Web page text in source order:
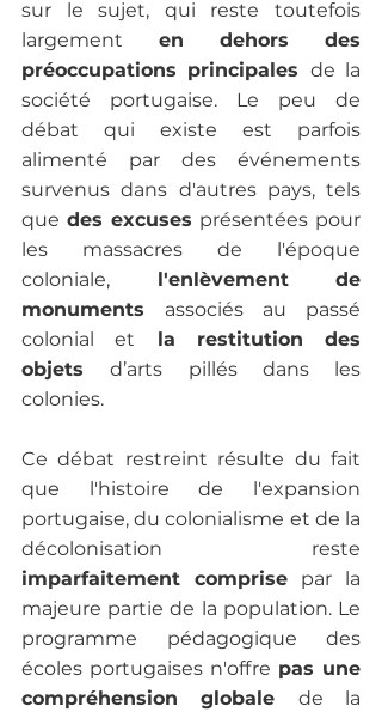
sur le sujet, qui reste toutefois
largement en dehors des
préoccupations principales de la
société portugaise. Le peu de
débat qui existe est parfois
alimenté par des événements
survenus dans d'autres pays, tels
que des excuses présentées pour
les massacres de l'époque
coloniale, l'enlèvement de
monuments associés au passé
colonial et la restitution des
objets d’arts pillés dans les
colonies.
Ce débat restreint résulte du fait
que l'histoire de l'expansion
portugaise, du colonialisme et de la
décolonisation reste
imparfaitement comprise par la
majeure partie de la population. Le
programme pédagogique des
écoles portugaises n'offre pas une
compréhension globale de la